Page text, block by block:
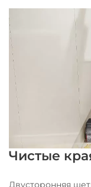
Чистые
Двусторонняя